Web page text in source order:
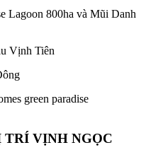
Lagoon 800ha và Mũi Danh
Vịnh Tiên
VỊNH NGỌC